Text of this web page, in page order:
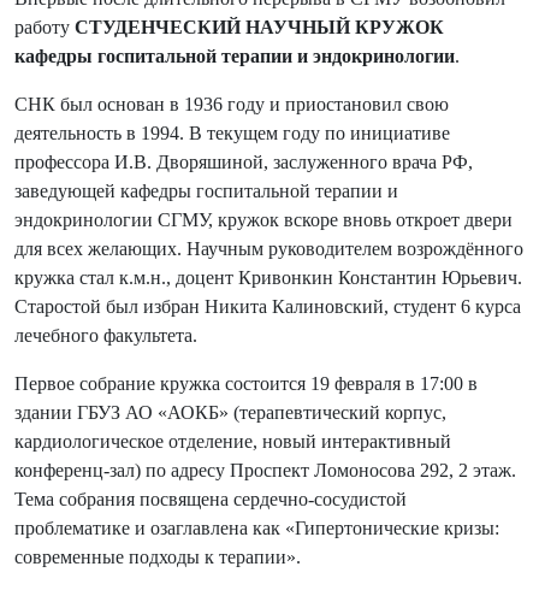
работу СТУДЕНЧЕСКИЙ НАУЧНЫЙ КРУЖОК
кафедры госпитальной терапии и эндокринологии.
СНК был основан в 1936 году и приостановил свою
деятельность в 1994. В текущем году по инициативе
профессора И.В. Дворяшиной, заслуженного врача РФ,
заведующей кафедры госпитальной терапии и
эндокринологии СГМУ, кружок вскоре вновь откроет двери
для всех желающих. Научным руководителем возрождённого
кружка стал к.м.н., доцент Кривонкин Константин Юрьевич.
Старостой был избран Никита Калиновский, студент 6 курса
лечебного факультета.
Первое собрание кружка состоится 19 февраля в 17:00 в
здании ГБУЗ АО «АОКБ» (терапевтический корпус,
кардиологическое отделение, новый интерактивный
конференц-зал) по адресу Проспект Ломоносова 292, 2 этаж.
Тема собрания посвящена сердечно-сосудистой
проблематике и озаглавлена как «Гипертонические кризы:
современные подходы к терапии».